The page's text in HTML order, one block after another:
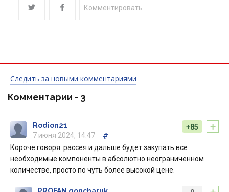
Комментировать
Следить за новыми комментариями
Комментарии - 3
+
+85
Rodion21
7 июня 2024, 14:47
#
Короче говоря: рассея и дальше будет закупать все
необходимые компоненты в абсолютно неограниченном
количестве, просто по чуть более высокой цене.